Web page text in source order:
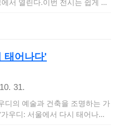
태어나다'
31.
디의 예술과 건축을 조명하는 가
우디: 서울에서 다시 태어나다